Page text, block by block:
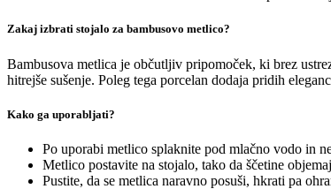
Zakaj izbrati stojalo za bambusovo metlico?
Bambusova metlica je občutljiv pripomoček, ki brez
hitrejše sušenje. Poleg tega porcelan dodaja pridih
Kako ga uporabljati?
Po uporabi metlico splaknite pod mlačno vodo in
Metlico postavite na stojalo, tako da ščetine
Pustite, da se metlica naravno posuši, hkrati pa